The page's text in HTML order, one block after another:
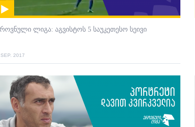
ლიგა: აგვისტოს 5 საუკეთესო სეივი
2017